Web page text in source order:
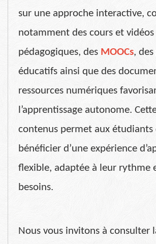
sur une approche interactive,
notamment des cours et vidéos
pédagogiques, des MOOCs,
éducatifs ainsi que des
ressources numériques
l’apprentissage autonome.
contenus permet aux étudiants
bénéficier d’une expérience
flexible, adaptée à leur rythme
besoins.
Nous vous invitons à consulter